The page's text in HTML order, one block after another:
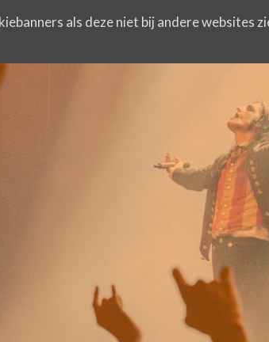
als deze niet bij andere websites